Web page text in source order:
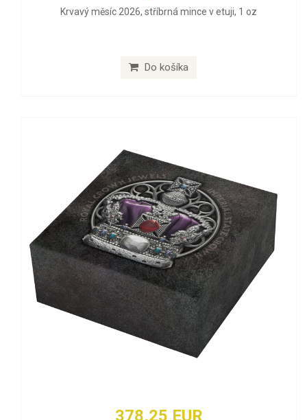
Krvavý měsíc 2026, stříbrná mince v etuji, 1 oz
Do košíka
378,25 EUR